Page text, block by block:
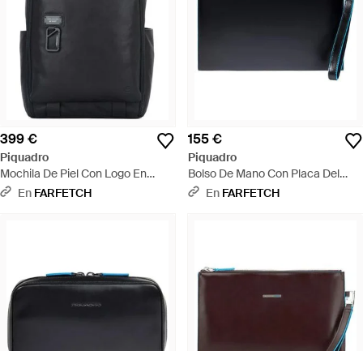
399 €
Piquadro
Mochila De Piel Con Logo En
Relieve - Negro
En FARFETCH
155 €
Piquadro
Bolso De Mano Con Placa Del
Logo - Negro
En FARFETCH